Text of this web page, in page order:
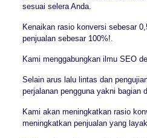
sesuai selera Anda.
Kenaikan rasio konversi sebesar
penjualan sebesar 100%!.
Kami menggabungkan ilmu SEO
Selain arus lalu lintas dan
perjalanan pengguna yakni bagian
Kami akan meningkatkan rasio
meningkatkan penjualan yang